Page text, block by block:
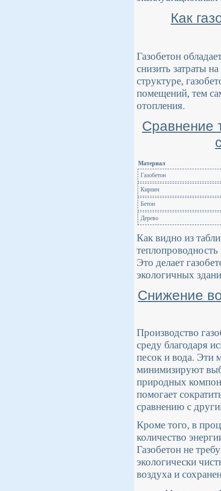
Как
Газобетон
снизить затраты
структуре,
помещений, тем
отопления.
Сравнение
Материал
Газобетон
Кирпич
Бетон
Дерево
Как видно из
Это делает
экологичных
Снижение
Производство
среду благодаря
песок и вода. Эти
минимизируют
природных
помогает
сравнению с
Кроме того, в
количество
Газобетон не
экологически
воздуха и